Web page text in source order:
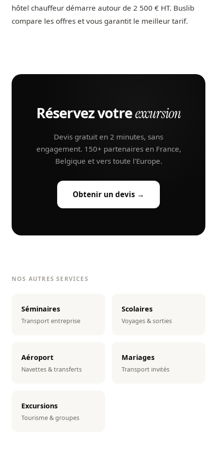
hôtel chauffeur démarre autour de 2 500 € HT. Buslib
compare les offres et vous garantit le meilleur tarif.
Réservez votreexcursion
Devis gratuit en 2 minutes, sans
engagement. 150+ partenaires en France,
Belgique et vers toute l'Europe.
Obtenir un devis →
NOS AUTRES SERVICES
Séminaires
Transport entreprise
Scolaires
Voyages & sorties
Aéroport
Navettes & transferts
Mariages
Transport invités
Excursions
Tourisme & groupes